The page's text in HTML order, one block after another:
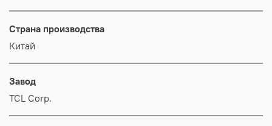
Страна производства
Китай
Завод
TCL Corp.